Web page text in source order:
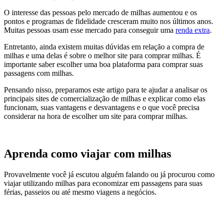
O interesse das pessoas pelo mercado de milhas aumentou e os
pontos e programas de fidelidade cresceram muito nos últimos anos.
Muitas pessoas usam esse mercado para conseguir uma renda extra.
Entretanto, ainda existem muitas dúvidas em relação a compra de
milhas e uma delas é sobre o melhor site para comprar milhas. É
importante saber escolher uma boa plataforma para comprar suas
passagens com milhas.
Pensando nisso, preparamos este artigo para te ajudar a analisar os
principais sites de comercialização de milhas e explicar como elas
funcionam, suas vantagens e desvantagens e o que você precisa
considerar na hora de escolher um site para comprar milhas.
Aprenda como viajar com milhas
Provavelmente você já escutou alguém falando ou já procurou como
viajar utilizando milhas para economizar em passagens para suas
férias, passeios ou até mesmo viagens a negócios.